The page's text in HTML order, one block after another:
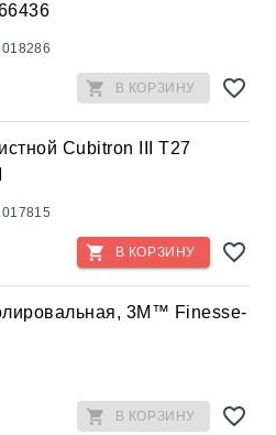
В КОРЗИНУ
Cubitron III T27
В КОРЗИНУ
3M™ Finesse-
В КОРЗИНУ